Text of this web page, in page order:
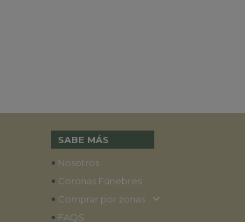
SABE MÁS
• Nosotros
• Coronas Fúnebres
• Comprar por zonas
• FAQS